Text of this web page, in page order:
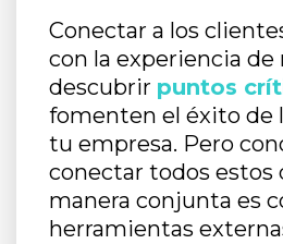
Conectar a los
con la experiencia de
descubrir puntos
fomenten el éxito de
tu empresa. Pero
conectar todos estos
manera conjunta es
herramientas